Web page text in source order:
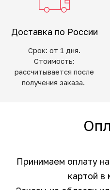
Доставка по России
Срок: от 1 дня.
Стоимость:
рассчитывается после
получения заказа.
Принимаем оплату
картой в